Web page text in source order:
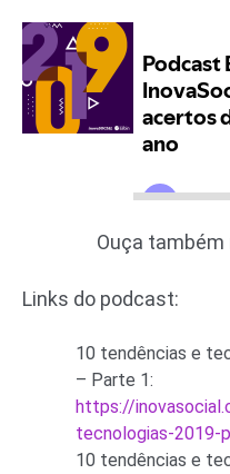
Ouça também
Links do podcast:
10 tendências e
– Parte 1:
https://
tecnologias-2019-
10 tendências e